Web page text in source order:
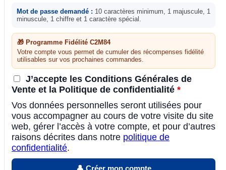
Mot de passe demandé : 10 caractères minimum, 1 majuscule, 1
minuscule, 1 chiffre et 1 caractère spécial.
🎁 Programme Fidélité C2M84
Votre compte vous permet de cumuler des récompenses fidélité
utilisables sur vos prochaines commandes.
J’accepte les Conditions Générales de
Vente et la Politique de confidentialité *
Vos données personnelles seront utilisées pour
vous accompagner au cours de votre visite du site
web, gérer l’accès à votre compte, et pour d’autres
raisons décrites dans notre politique de
confidentialité.